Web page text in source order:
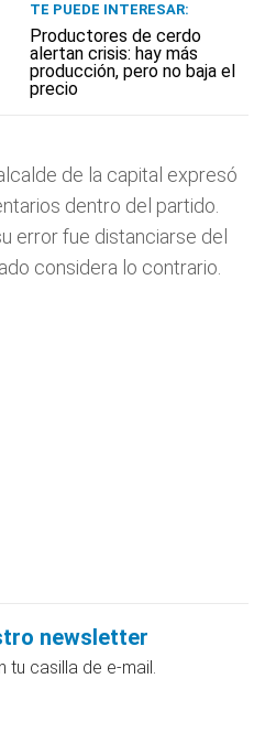
TE PUEDE INTERESAR:
Productores de cerdo
alertan crisis: hay más
producción, pero no baja el
precio
de la capital expresó
dentro del partido.
error fue distanciarse del
considera lo contrario.
newsletter
tu casilla de e-mail.